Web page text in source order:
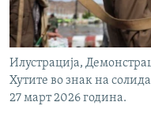
Илустрација,
Хутите во знак на
27 март 2026 година.